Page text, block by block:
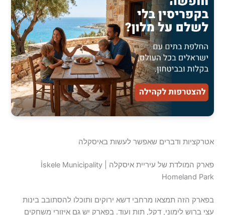
אטרקציות ודברים שאפשר לעשות באיסקלה
פארק המולדת של עיריית איסקלה | İskele Municipality
Homeland Park
בפארק הזה תמצאו מרחבי דשא ירוקים ותוכלו להסתובב בינות
עצי ברוש ​​לימוני, דקל, תות ועוד. בפארק יש גם איזורי משחקים